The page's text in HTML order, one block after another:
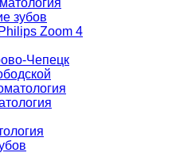
зубов
Zoom 4
Чепецк